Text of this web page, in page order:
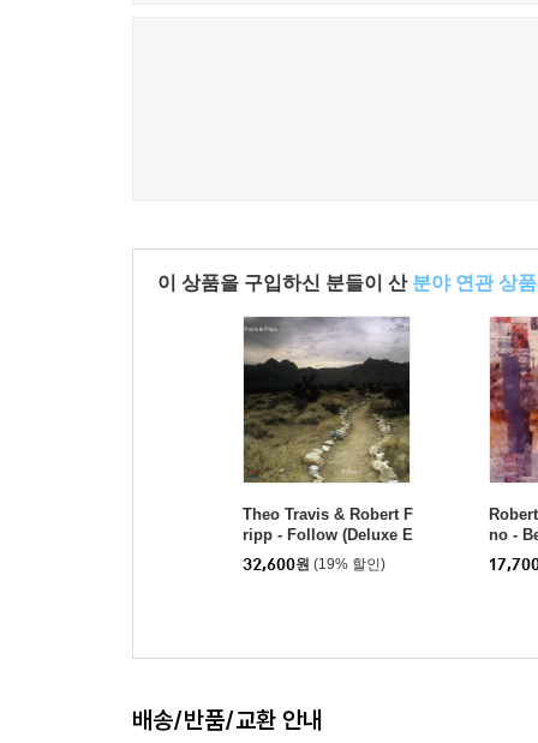
이 상품을 구입하신 분들이 산 분야 연관 상품
Theo Travis & Robert F
ripp - Follow (Deluxe E
dition)
32,600원 (19% 할인)
no -
2 -
배송/반품/교환 안내